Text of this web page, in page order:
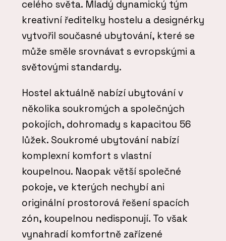
celého světa. Mladý dynamický tým
kreativní ředitelky hostelu a designérky
vytvořil současné ubytování, které se
může směle srovnávat s evropskými a
světovými standardy.
Hostel aktuálně nabízí ubytování v
několika soukromých a společných
pokojích, dohromady s kapacitou 56
lůžek. Soukromé ubytování nabízí
komplexní komfort s vlastní
koupelnou. Naopak větší společné
pokoje, ve kterých nechybí ani
originální prostorová řešení spacích
zón, koupelnou nedisponují. To však
vynahradí komfortně zařízené